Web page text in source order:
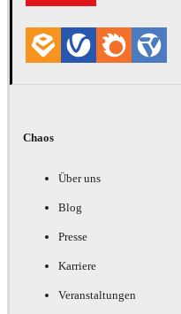
Chaos
Über uns
Blog
Presse
Karriere
Veranstaltungen